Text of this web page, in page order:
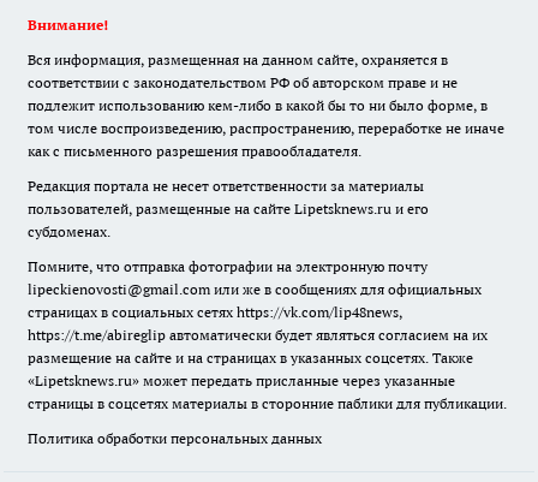
Внимание!
Вся информация, размещенная на данном сайте, охраняется в
соответствии с законодательством РФ об авторском праве и не
подлежит использованию кем-либо в какой бы то ни было форме, в
том числе воспроизведению, распространению, переработке не иначе
как с письменного разрешения правообладателя.
Редакция портала не несет ответственности за материалы
пользователей, размещенные на сайте Lipetsknews.ru и его
субдоменах.
Помните, что отправка фотографии на электронную почту
lipeckienovosti@gmail.com или же в сообщениях для официальных
страницах в социальных сетях https://vk.com/lip48news,
https://t.me/abireglip автоматически будет являться согласием на их
размещение на сайте и на страницах в указанных соцсетях. Также
«Lipetsknews.ru» может передать присланные через указанные
страницы в соцсетях материалы в сторонние паблики для публикации.
Политика обработки персональных данных